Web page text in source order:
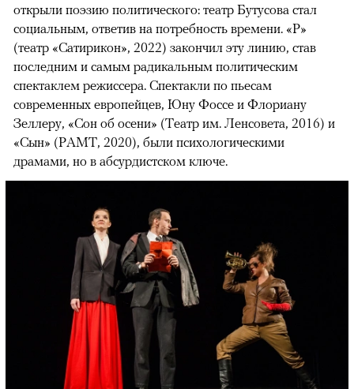
открыли поэзию политического: театр Бутусова стал
социальным, ответив на потребность времени. «Р»
(театр «Сатирикон», 2022) закончил эту линию, став
последним и самым радикальным политическим
спектаклем режиссера. Спектакли по пьесам
современных европейцев, Юну Фоссе и Флориану
Зеллеру, «Сон об осени» (Театр им. Ленсовета, 2016) и
«Сын» (РАМТ, 2020), были психологическими
драмами, но в абсурдистском ключе.